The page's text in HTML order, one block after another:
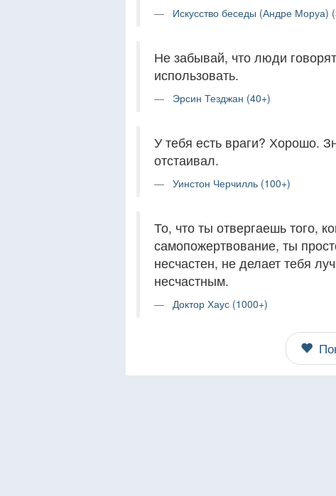
Искусство беседы (Андре Моруа)
Не забывай, что люди
использовать.
Эрсин Тезджан (40+)
У тебя есть враги? Хорошо.
отстаивал.
Уинстон Черчилль (100+)
То, что ты отвергаешь того,
самопожертвование, ты
несчастен, не делает тебя
несчастным.
Доктор Хаус (1000+)